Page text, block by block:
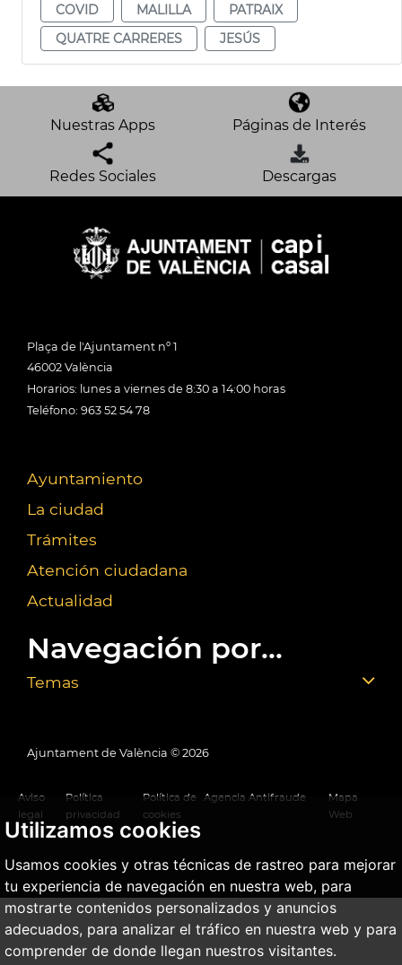
Utilizamos cookies
Usamos cookies y otras técnicas de rastreo para mejorar
tu experiencia de navegación en nuestra web, para
mostrarte contenidos personalizados y anuncios
adecuados, para analizar el tráfico en nuestra web y para
comprender de donde llegan nuestros visitantes.
COVID
MALILLA
PATRAIX
QUATRE CARRERES
JESÚS
Nuestras Apps Páginas de Interés
Redes Sociales Descargas
Plaça de l'Ajuntament nº 1
46002 València
Horarios: lunes a viernes de 8:30 a 14:00 horas
Teléfono: 963 52 54 78
Ayuntamiento
La ciudad
Trámites
Atención ciudadana
Actualidad
Navegación por...
Temas
Ajuntament de València © 2026
Aviso
legal
Política
privacidad
Política de
cookies
Agencia Antifraude
Mapa
Web